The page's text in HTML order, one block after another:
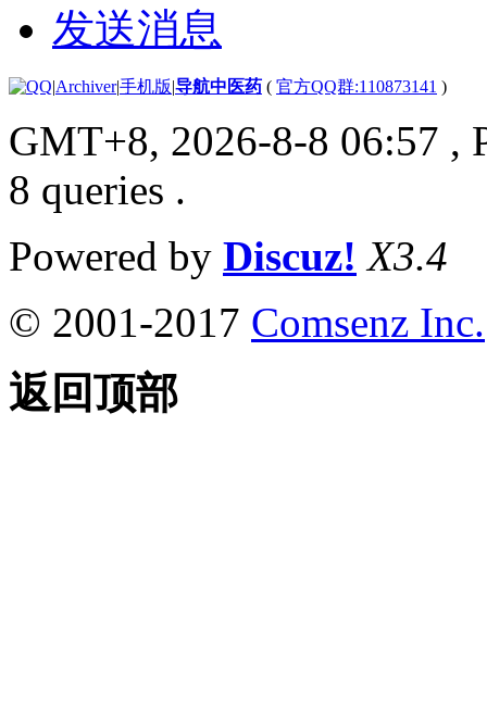
发送消息
|Archiver|手机版|导航中医药 ( 官方QQ群:110873141 )
GMT+8, 2026-8-8 06:57 ,
8 queries .
Powered by Discuz! X3.4
© 2001-2017 Comsenz Inc.
返回顶部